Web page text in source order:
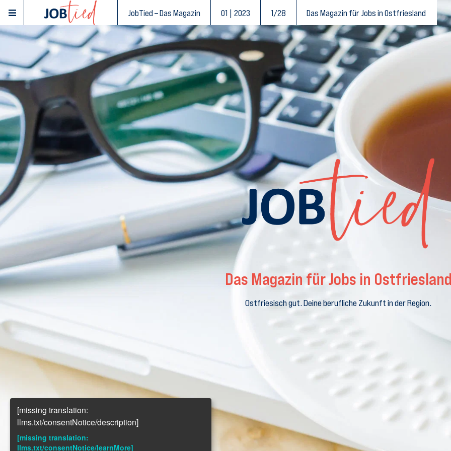
JobTied – Das Magazin 01 | 2023 1/28 Das Magazin für Jobs in Ostfriesland
Das Magazin für Jobs in
Ostfriesisch gut. Deine berufliche Zukunft in der Region.
[missing translation:
llms.txt/consentNotice/description]
[missing translation:
llms.txt/consentNotice/learnMore]